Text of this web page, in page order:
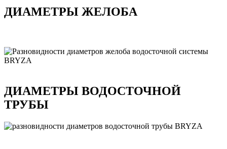
ДИАМЕТРЫ ЖЕЛОБА
ДИАМЕТРЫ ВОДОСТОЧНОЙ
ТРУБЫ